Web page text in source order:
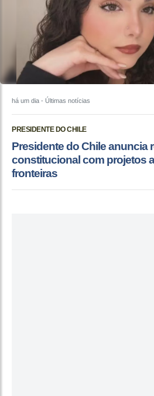
há um dia - Últimas notícias
PRESIDENTE DO CHILE
Presidente do Chile anuncia
constitucional com projetos
fronteiras